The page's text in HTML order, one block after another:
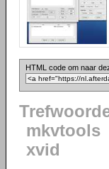
HTML code om naar
mkvtools
xvid